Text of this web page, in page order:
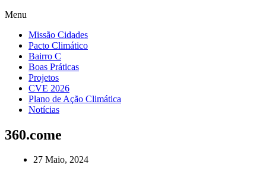
Menu
Missão Cidades
Pacto Climático
Bairro C
Boas Práticas
Projetos
CVE 2026
Plano de Ação Climática
Notícias
360.come
27 Maio, 2024